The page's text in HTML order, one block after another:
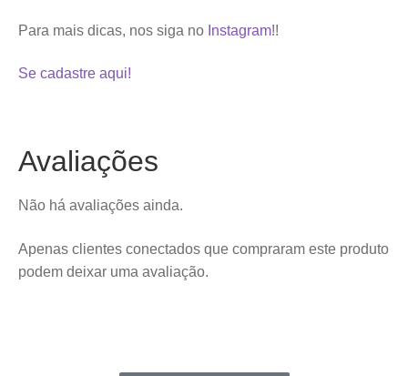
Para mais dicas, nos siga no Instagram!!
Se cadastre aqui!
Avaliações
Não há avaliações ainda.
Apenas clientes conectados que compraram este produto
podem deixar uma avaliação.